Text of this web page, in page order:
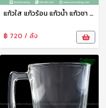
แก้วใส แก้วร้อน แก้วน้ำ แก้วชา LG125316A LG
฿ 720 / ลัง